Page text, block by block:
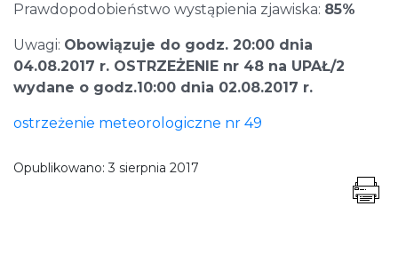
Prawdopodobieństwo wystąpienia zjawiska: 85%
Uwagi: Obowiązuje do godz. 20:00 dnia
04.08.2017 r. OSTRZEŻENIE nr 48 na UPAŁ/2
wydane o godz.10:00 dnia 02.08.2017 r.
ostrzeżenie meteorologiczne nr 49
Opublikowano:3 sierpnia 2017